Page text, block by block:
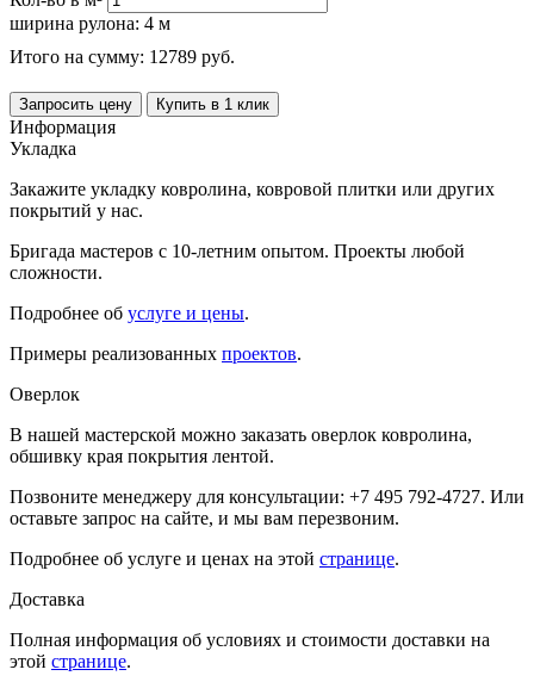
ширина рулона: 4 м
Итого на сумму: 12789 руб.
Запросить цену Купить в 1 клик
Информация
Укладка
Закажите укладку ковролина, ковровой плитки или других
покрытий у нас.
Бригада мастеров с 10-летним опытом. Проекты любой
сложности.
Подробнее об услуге и цены.
Примеры реализованных проектов.
Оверлок
В нашей мастерской можно заказать оверлок ковролина,
обшивку края покрытия лентой.
Позвоните менеджеру для консультации: +7 495 792-4727. Или
оставьте запрос на сайте, и мы вам перезвоним.
Подробнее об услуге и ценах на этой странице.
Доставка
Полная информация об условиях и стоимости доставки на
этой странице.